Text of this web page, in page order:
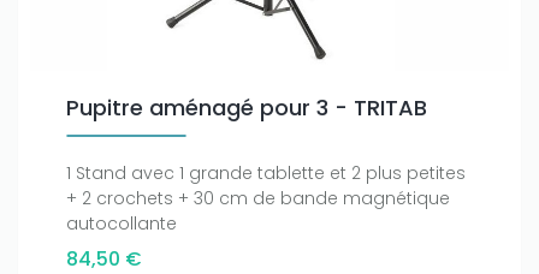
Pupitre aménagé pour 3 - TRITAB
1 Stand avec 1 grande tablette et 2 plus petites
+ 2 crochets + 30 cm de bande magnétique
autocollante
84,50 €